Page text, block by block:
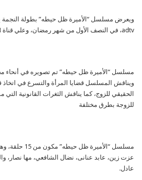
ويعرض مسلسل “الأميرة ظل حيطه” بطولة النجمة
adtv، في النصف الأول من شهر رمضان، وعلي قناة ON في النصف الثاني من الشهر المبارك.
مسلسل “الأميرة ظل حيطه” تم تصويره في أنحاء
ويناقش المسلسل قضايا المرأة والتسرع في اتخاذ
الحقيقي للزوج، كما يناقش الثغرات القانونية
للزوجة بطرق مختلفة
مسلسل
عزت زين، عابد عنانى، نضال الشافعي، مها نصار،
عادل.